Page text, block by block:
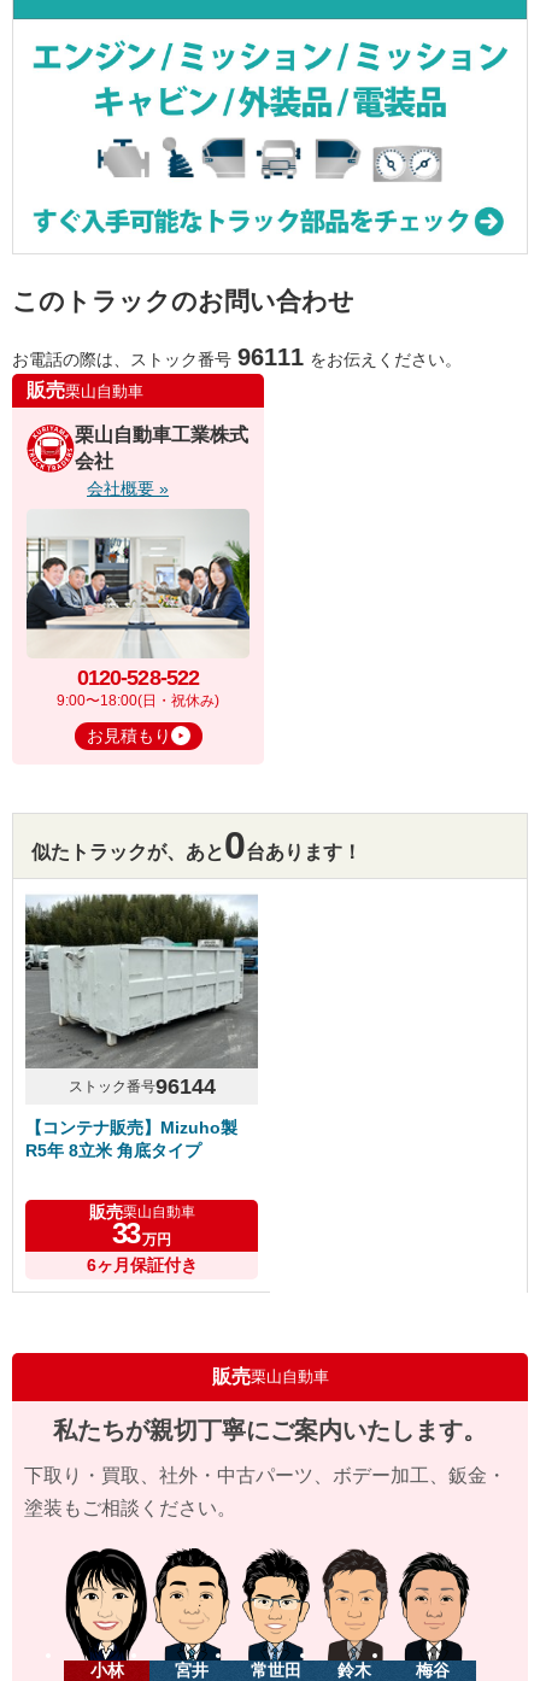
このトラックのお問い合わせ
お電話の際は、ストック番号 96111 をお伝えください。
販売栗山自動車
栗山自動車工業株式
会社
会社概要 »
0120-528-522
9:00〜18:00(日・祝休み)
お見積もり
似たトラックが、あと0台あります！
ストック番号96144
【コンテナ販売】Mizuho製
R5年 8立米 角底タイプ
販売栗山自動車
33万円
6ヶ月保証付き
販売栗山自動車
私たちが親切丁寧にご案内いたします。
下取り・買取、社外・中古パーツ、ボデー加工、鈑金・
塗装もご相談ください。
小林 宮井 常世田 鈴木 梅谷